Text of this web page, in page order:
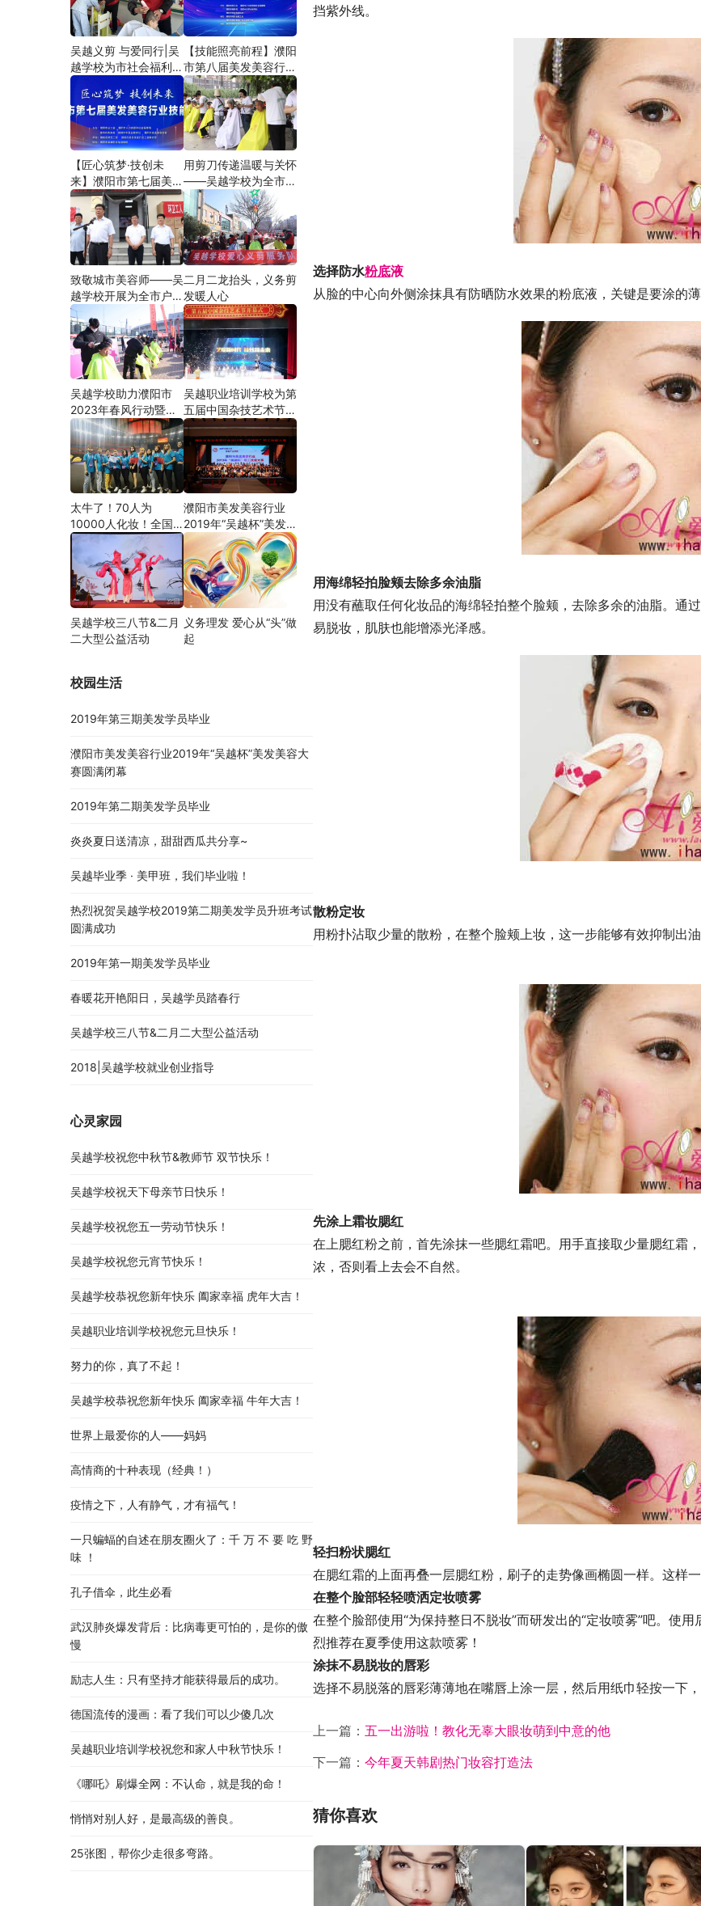
挡紫外线。
选择防水粉底液
从脸的中心向外侧涂抹具有防晒防水效果的粉底液，关键是要涂的薄
用海绵轻拍脸颊去除多余油脂
用没有蘸取任何化妆品的海绵轻拍整个脸颊，去除多余的油脂。通
易脱妆，肌肤也能增添光泽感。
散粉定妆
用粉扑沾取少量的散粉，在整个脸颊上妆，这一步能够有效抑制出
先涂上霜妆腮红
在上腮红粉之前，首先涂抹一些腮红霜吧。用手直接取少量腮红霜
浓，否则看上去会不自然。
轻扫粉状腮红
在腮红霜的上面再叠一层腮红粉，刷子的走势像画椭圆一样。这样
在整个脸部轻轻喷洒定妆喷雾
在整个脸部使用“为保持整日不脱妆”而研发出的“定妆喷雾”吧。使
烈推荐在夏季使用这款喷雾！
涂抹不易脱妆的唇彩
选择不易脱落的唇彩薄薄地在嘴唇上涂一层，然后用纸巾轻按一下
上一篇： 五一出游啦！教化无辜大眼妆萌到中意的他
下一篇： 今年夏天韩剧热门妆容打造法
猜你喜欢
吴越义剪 与爱同行|吴
越学校为市社会福利院
爱心义剪
【技能照亮前程】濮阳
市第八届美发美容行业
技能大赛圆满闭幕
【匠心筑梦·技创未
来】濮阳市第七届美发
美容行业技能大赛在市
工人文化宫隆重举行
用剪刀传递温暖与关怀
——吴越学校为全市户
外劳动者爱心义剪
致敬城市美容师——吴
越学校开展为全市户外
劳动者爱心义剪活动
二月二龙抬头，义务剪
发暖人心
吴越学校助力濮阳市
2023年春风行动暨就
业援助月”首场新春招
聘会活动
吴越职业培训学校为第
五届中国杂技艺术节加
油添彩
太牛了！70人为
10000人化妆！全国
关注的盛事你知道吗？
濮阳市美发美容行业
2019年“吴越杯”美发
美容大赛圆满闭幕
吴越学校三八节&二月
二大型公益活动
义务理发 爱心从“头”做
起
校园生活
2019年第三期美发学员毕业
濮阳市美发美容行业2019年“吴越杯”美发美容大
赛圆满闭幕
2019年第二期美发学员毕业
炎炎夏日送清凉，甜甜西瓜共分享~
吴越毕业季 · 美甲班，我们毕业啦！
热烈祝贺吴越学校2019第二期美发学员升班考试
圆满成功
2019年第一期美发学员毕业
春暖花开艳阳日，吴越学员踏春行
吴越学校三八节&二月二大型公益活动
2018|吴越学校就业创业指导
心灵家园
吴越学校祝您中秋节&教师节 双节快乐！
吴越学校祝天下母亲节日快乐！
吴越学校祝您五一劳动节快乐！
吴越学校祝您元宵节快乐！
吴越学校恭祝您新年快乐 阖家幸福 虎年大吉！
吴越职业培训学校祝您元旦快乐！
努力的你，真了不起！
吴越学校恭祝您新年快乐 阖家幸福 牛年大吉！
世界上最爱你的人——妈妈
高情商的十种表现（经典！）
疫情之下，人有静气，才有福气！
一只蝙蝠的自述在朋友圈火了：千 万 不 要 吃 野
味 ！
孔子借伞，此生必看
武汉肺炎爆发背后：比病毒更可怕的，是你的傲
慢
励志人生：只有坚持才能获得最后的成功。
德国流传的漫画：看了我们可以少傻几次
吴越职业培训学校祝您和家人中秋节快乐​！​
《哪吒》刷爆全网：不认命，就是我的命！
悄悄对别人好，是最高级的善良。
25张图，帮你少走很多弯路。